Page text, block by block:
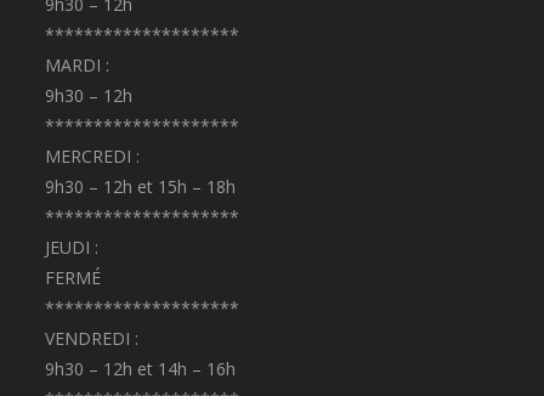
********************
MARDI :
9h30 – 12h
********************
MERCREDI :
9h30 – 12h et 15h – 18h
********************
JEUDI :
FERMÉ
********************
VENDREDI :
9h30 – 12h et 14h – 16h